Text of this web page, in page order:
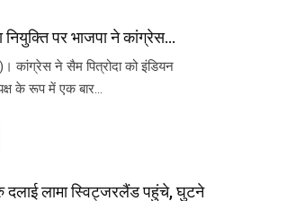
नियुक्ति पर भाजपा ने कांग्रेस...
कांग्रेस ने सैम पित्रोदा को इंडियन
के रूप में एक बार...
दलाई लामा स्विट्जरलैंड पहुंचे, घुटने